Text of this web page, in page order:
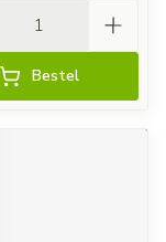
Bestel